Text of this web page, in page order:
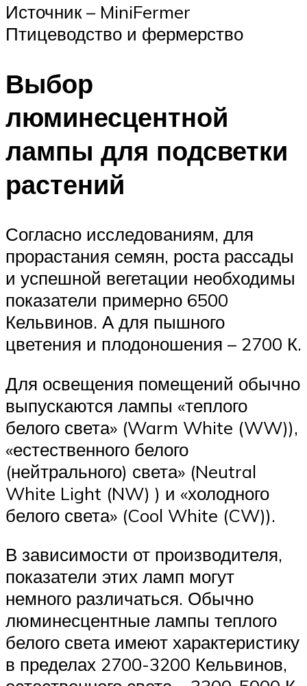
Источник – MiniFermer
Птицеводство и фермерство
Выбор
люминесцентной
лампы для подсветки
растений
Согласно исследованиям, для
прорастания семян, роста рассады
и успешной вегетации необходимы
показатели примерно 6500
Кельвинов. А для пышного
цветения и плодоношения – 2700 К.
Для освещения помещений обычно
выпускаются лампы «теплого
белого света» (Warm White (WW)),
«естественного белого
(нейтрального) света» (Neutral
White Light (NW) ) и «холодного
белого света» (Cool White (CW)).
В зависимости от производителя,
показатели этих ламп могут
немного различаться. Обычно
люминесцентные лампы теплого
белого света имеют характеристику
в пределах 2700-3200 Кельвинов,